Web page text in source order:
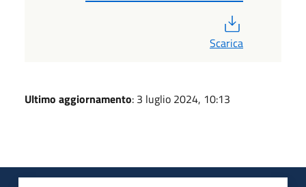
Scarica
Ultimo aggiornamento: 3 luglio 2024, 10:13